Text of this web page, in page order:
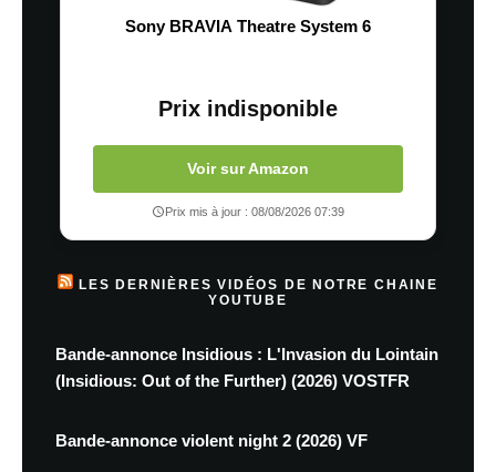
Sony BRAVIA Theatre System 6
Prix indisponible
Voir sur Amazon
Prix mis à jour : 08/08/2026 07:39
LES DERNIÈRES VIDÉOS DE NOTRE CHAINE
YOUTUBE
Bande-annonce Insidious : L'Invasion du Lointain
(Insidious: Out of the Further) (2026) VOSTFR
Bande-annonce violent night 2 (2026) VF